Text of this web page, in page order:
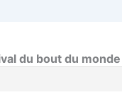
du bout du monde